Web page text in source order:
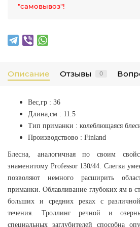
"самовывоз"!
Описание Отзывы 0
Вес,гр : 36
Длина,см : 11.5
Тип приманки : колеблющаяся
Производствово : Finland
Блесна, аналогичная по своим
знаменитому Professor 130/44. Слегка
позволяют немного расширить
приманки. Облавливание глубоких ям в
больших и средних реках с
течения. Троллинг речной и
специальных заглубителей способна